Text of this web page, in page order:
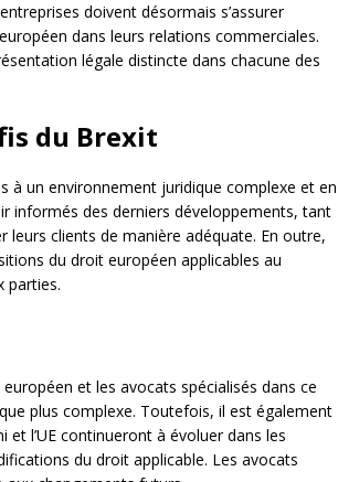
doivent désormais s’assurer
dans leurs relations commerciales.
légale distincte dans chacune des
du Brexit
à un environnement juridique complexe et en
informés des derniers développements, tant
leurs clients de manière adéquate. En outre,
du droit européen applicables au
parties.
et les avocats spécialisés dans ce
plus complexe. Toutefois, il est également
l’UE continueront à évoluer dans les
du droit applicable. Les avocats